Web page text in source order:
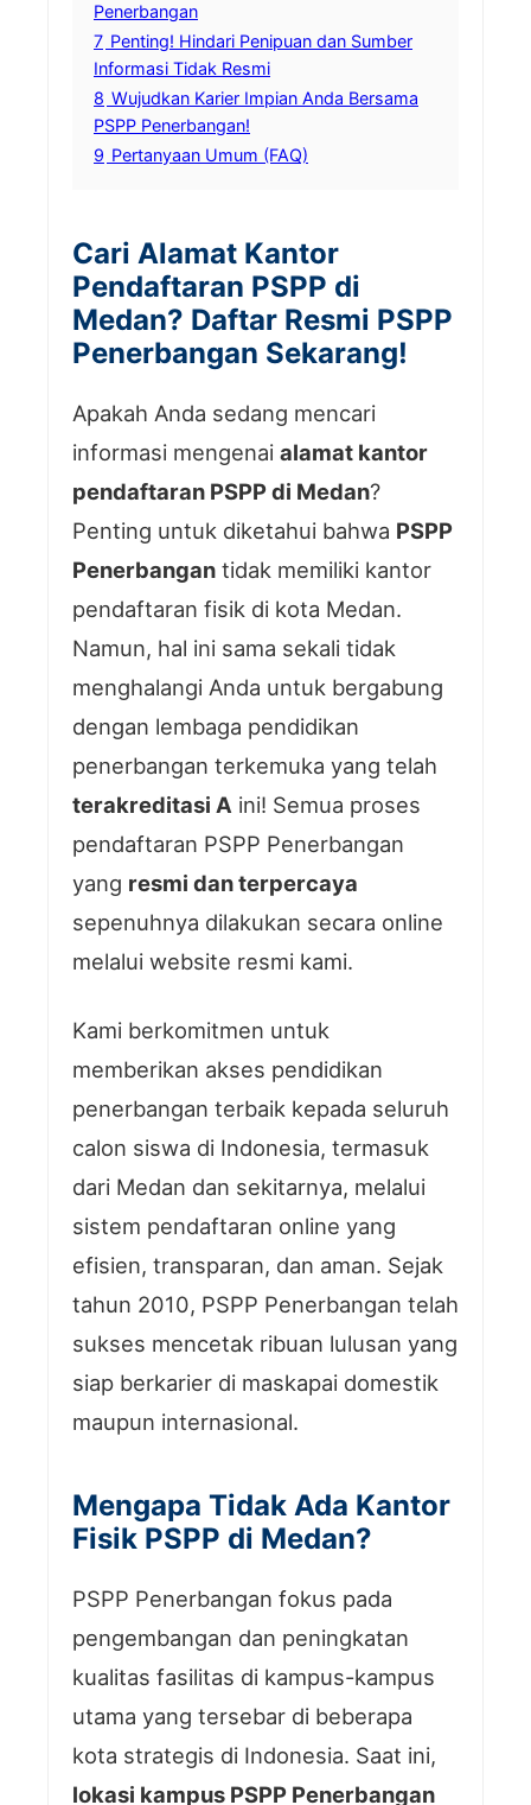
Penerbangan
7 Penting! Hindari Penipuan dan Sumber
Informasi Tidak Resmi
8 Wujudkan Karier Impian Anda Bersama
PSPP Penerbangan!
9 Pertanyaan Umum (FAQ)
Cari Alamat Kantor
Pendaftaran PSPP di
Medan? Daftar Resmi PSPP
Penerbangan Sekarang!
Apakah Anda sedang mencari
informasi mengenai alamat kantor
pendaftaran PSPP di Medan?
Penting untuk diketahui bahwa PSPP
Penerbangan tidak memiliki kantor
pendaftaran fisik di kota Medan.
Namun, hal ini sama sekali tidak
menghalangi Anda untuk bergabung
dengan lembaga pendidikan
penerbangan terkemuka yang telah
terakreditasi A ini! Semua proses
pendaftaran PSPP Penerbangan
yang resmi dan terpercaya
sepenuhnya dilakukan secara online
melalui website resmi kami.
Kami berkomitmen untuk
memberikan akses pendidikan
penerbangan terbaik kepada seluruh
calon siswa di Indonesia, termasuk
dari Medan dan sekitarnya, melalui
sistem pendaftaran online yang
efisien, transparan, dan aman. Sejak
tahun 2010, PSPP Penerbangan telah
sukses mencetak ribuan lulusan yang
siap berkarier di maskapai domestik
maupun internasional.
Mengapa Tidak Ada Kantor
Fisik PSPP di Medan?
PSPP Penerbangan fokus pada
pengembangan dan peningkatan
kualitas fasilitas di kampus-kampus
utama yang tersebar di beberapa
kota strategis di Indonesia. Saat ini,
lokasi kampus PSPP Penerbangan